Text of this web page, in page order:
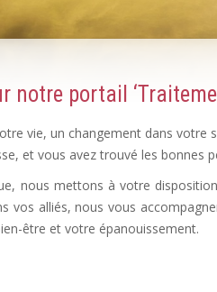
notre portail
vie, un changement dans
et vous avez trouvé les bonnes
nous mettons à votre
vos alliés, nous vous
être et votre épanouissement.